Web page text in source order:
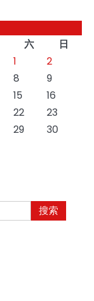
六
日
1
2
8
9
15
16
22
23
29
30